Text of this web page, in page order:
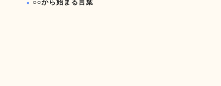
○○から始まる言葉